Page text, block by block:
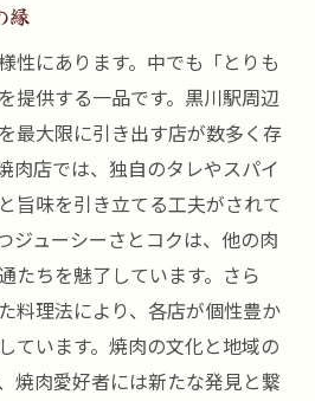
縁
性にあります。中でも「とりも
提供する一品です。黒川駅周辺
最大限に引き出す店が数多く存
肉店では、独自のタレやスパイ
旨味を引き立てる工夫がされて
ジューシーさとコクは、他の肉
たちを魅了しています。さら
料理法により、各店が個性豊か
ています。焼肉の文化と地域の
焼肉愛好者には新たな発見と繋